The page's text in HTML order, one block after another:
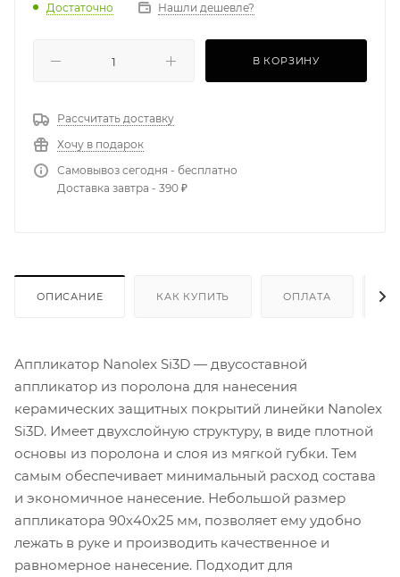
Достаточно
Нашли дешевле?
В КОРЗИНУ
Рассчитать доставку
Хочу в подарок
Самовывоз сегодня - бесплатно
Доставка завтра - 390 ₽
ОПИСАНИЕ КАК КУПИТЬ ОПЛАТА
Аппликатор Nanolex Si3D — двусоставной
аппликатор из поролона для нанесения
керамических защитных покрытий линейки Nanolex
Si3D. Имеет двухслойную структуру, в виде плотной
основы из поролона и слоя из мягкой губки. Тем
самым обеспечивает минимальный расход состава
и экономичное нанесение. Небольшой размер
аппликатора 90х40х25 мм, позволяет ему удобно
лежать в руке и производить качественное и
равномерное нанесение. Подходит для